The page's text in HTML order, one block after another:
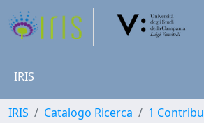
IRIS
IRIS Catalogo Ricerca 1